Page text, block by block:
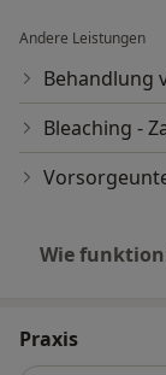
Andere Leistungen
Behandlung
Bleaching -
Wie
Praxis